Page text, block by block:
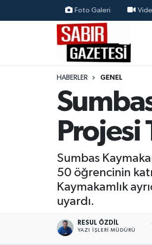
Foto Galeri
HABERLER GENEL
Projesi
Sumbas
50 öğrencinin
Kaymakamlık
uyardı.
RESUL ÖZDIL
YAZI İŞLERI MÜDÜRÜ
ÖZEL HABER
MAGAZİN
RESMİ İLANLAR
Osmaniye Nöbetçi Eczaneler
Osmaniye Hava Durumu
Süper Lig Puan Durumu ve
Tüm Manşetler
Son Dakika Haberleri
Haber Arşivi